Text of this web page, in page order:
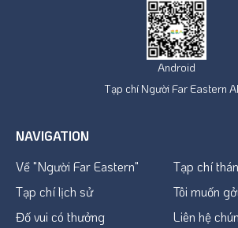
Android
Tạp chí Người Far Eastern
NAVIGATION
Về "Người Far Eastern"
Tạp chí
Tạp chí lịch sử
Tôi muốn
Đố vui có thưởng
Liên hệ